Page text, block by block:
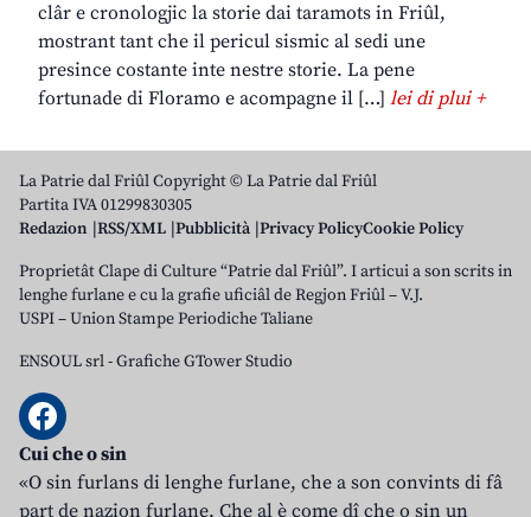
clâr e cronologjic la storie dai taramots in Friûl,
mostrant tant che il pericul sismic al sedi une
presince costante inte nestre storie. La pene
fortunade di Floramo e acompagne il […] lei di plui +
La Patrie dal Friûl Copyright © La Patrie dal Friûl
Partita IVA 01299830305
Redazion RSS/XML Pubblicità Privacy PolicyCookie Policy
Proprietât Clape di Culture “Patrie dal Friûl”. I articui a son scrits in
lenghe furlane e cu la grafie uficiâl de Regjon Friûl – V.J.
USPI – Union Stampe Periodiche Taliane
ENSOUL srl-Grafiche GTower Studio
Cui che o sin
«O sin furlans di lenghe furlane, che a son convints di fâ
part de nazion furlane. Che al è come dî che o sin un